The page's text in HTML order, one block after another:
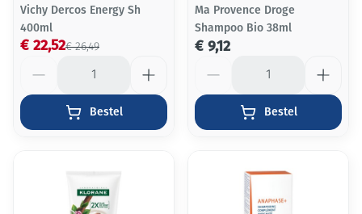
Vichy Dercos Energy Sh
400ml
€ 26,49
€ 22,52
Bestel
Ma Provence Droge
Shampoo Bio 38ml
€ 9,12
Bestel